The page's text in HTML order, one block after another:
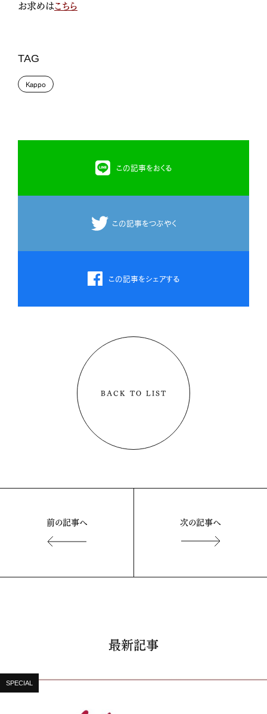
お求めはこちら
TAG
Kappo
この記事をおくる
この記事をつぶやく
この記事をシェアする
BACK TO LIST
前の記事へ 次の記事へ
最新記事
SPECIAL